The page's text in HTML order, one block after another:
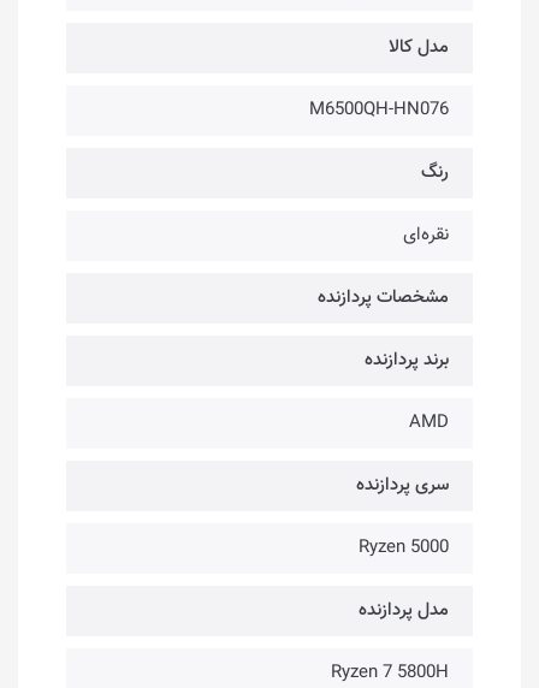
مدل کالا
M6500QH-HN076
رنگ
نقره‌ای
مشخصات پردازنده
برند پردازنده
AMD
سری پردازنده
Ryzen 5000
مدل پردازنده
Ryzen 7 5800H